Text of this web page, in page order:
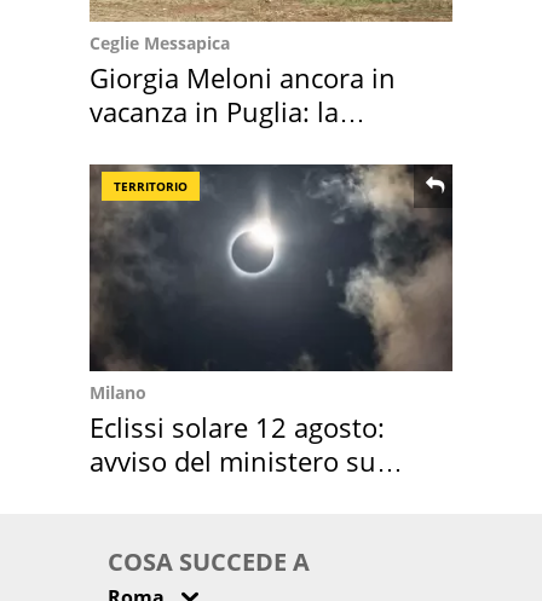
Ceglie Messapica
Giorgia Meloni ancora in
vacanza in Puglia: la
TERRITORIO
Milano
Eclissi solare 12 agosto:
avviso del ministero su